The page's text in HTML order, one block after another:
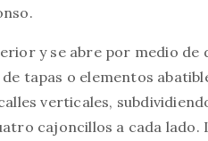
y se abre por medio de
tapas o elementos
verticales,
cajoncillos a cada